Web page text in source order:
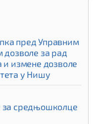
пред Управним
дозволе за рад
и измене дозволе
у Нишу
за средњошколце